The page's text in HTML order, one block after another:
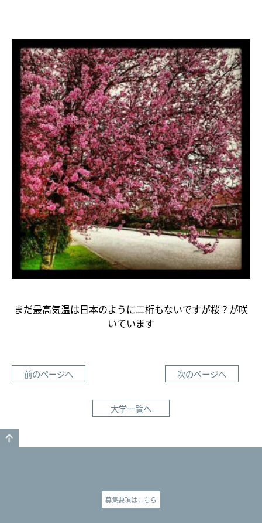
まだ最高気温は日本のように二桁もないですが桜？が咲
いています
前のページへ 次のページへ
大学一覧へ
募集要項はこちら